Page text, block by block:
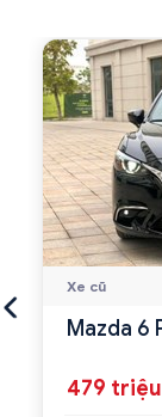
Xe cũ
Mazda 6
479 triệu